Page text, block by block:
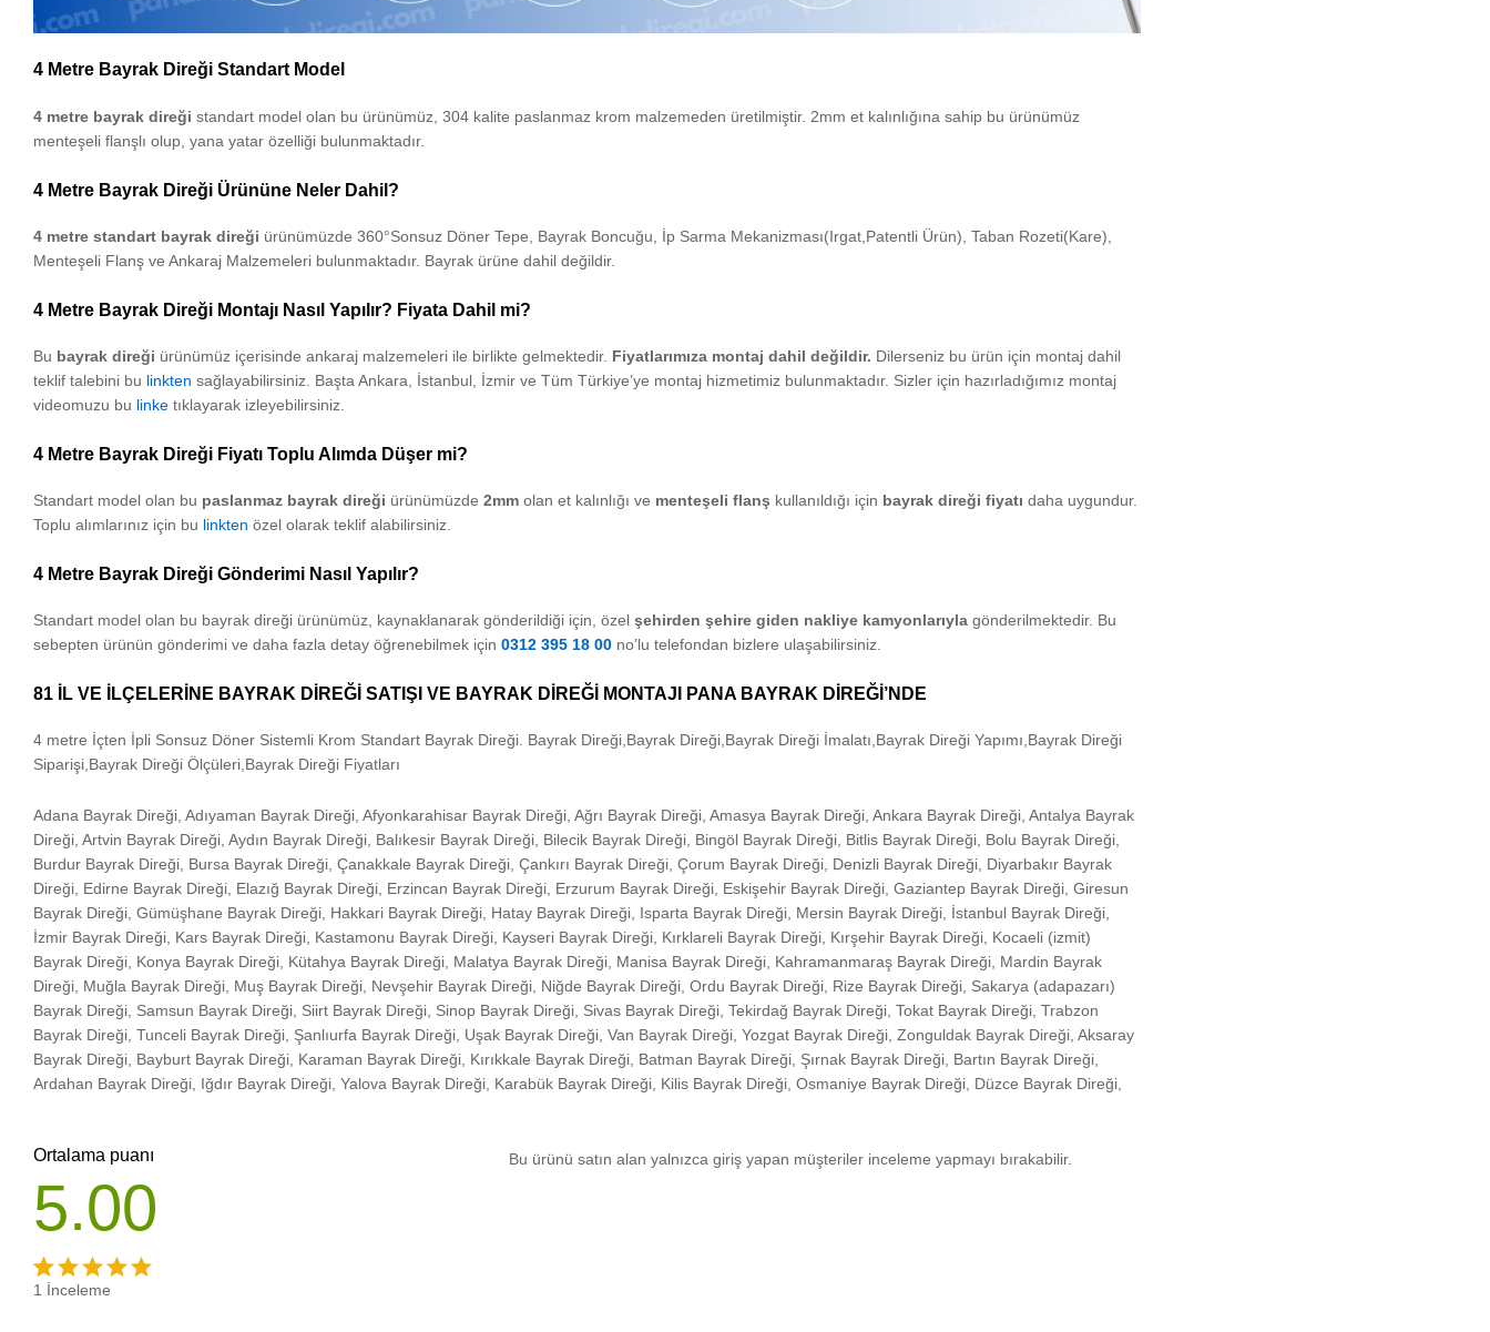
4 Metre Bayrak Direği Standart Model
4 metre bayrak direği standart model olan bu ürünümüz, 304 kalite paslanmaz krom malzemeden üretilmiştir. 2mm et kalınlığına sahip bu ürünümüz
menteşeli flanşlı olup, yana yatar özelliği bulunmaktadır.
4 Metre Bayrak Direği Ürününe Neler Dahil?
4 metre standart bayrak direği ürünümüzde 360°Sonsuz Döner Tepe, Bayrak Boncuğu, İp Sarma Mekanizması(Irgat,Patentli Ürün), Taban Rozeti(Kare),
Menteşeli Flanş ve Ankaraj Malzemeleri bulunmaktadır. Bayrak ürüne dahil değildir.
4 Metre Bayrak Direği Montajı Nasıl Yapılır? Fiyata Dahil mi?
Bu bayrak direği ürünümüz içerisinde ankaraj malzemeleri ile birlikte gelmektedir. Fiyatlarımıza montaj dahil değildir. Dilerseniz bu ürün için montaj dahil
teklif talebini bu linkten sağlayabilirsiniz. Başta Ankara, İstanbul, İzmir ve Tüm Türkiye’ye montaj hizmetimiz bulunmaktadır. Sizler için hazırladığımız montaj
videomuzu bu linke tıklayarak izleyebilirsiniz.
4 Metre Bayrak Direği Fiyatı Toplu Alımda Düşer mi?
Standart model olan bu paslanmaz bayrak direği ürünümüzde 2mm olan et kalınlığı ve menteşeli flanş kullanıldığı için bayrak direği fiyatı daha uygundur.
Toplu alımlarınız için bu linkten özel olarak teklif alabilirsiniz.
4 Metre Bayrak Direği Gönderimi Nasıl Yapılır?
Standart model olan bu bayrak direği ürünümüz, kaynaklanarak gönderildiği için, özel şehirden şehire giden nakliye kamyonlarıyla gönderilmektedir. Bu
sebepten ürünün gönderimi ve daha fazla detay öğrenebilmek için 0312 395 18 00 no’lu telefondan bizlere ulaşabilirsiniz.
81 İL VE İLÇELERİNE BAYRAK DİREĞİ SATIŞI VE BAYRAK DİREĞİ MONTAJI PANA BAYRAK DİREĞİ’NDE
4 metre İçten İpli Sonsuz Döner Sistemli Krom Standart Bayrak Direği. Bayrak Direği,Bayrak Direği,Bayrak Direği İmalatı,Bayrak Direği Yapımı,Bayrak Direği
Siparişi,Bayrak Direği Ölçüleri,Bayrak Direği Fiyatları
Adana Bayrak Direği, Adıyaman Bayrak Direği, Afyonkarahisar Bayrak Direği, Ağrı Bayrak Direği, Amasya Bayrak Direği, Ankara Bayrak Direği, Antalya Bayrak
Direği, Artvin Bayrak Direği, Aydın Bayrak Direği, Balıkesir Bayrak Direği, Bilecik Bayrak Direği, Bingöl Bayrak Direği, Bitlis Bayrak Direği, Bolu Bayrak Direği,
Burdur Bayrak Direği, Bursa Bayrak Direği, Çanakkale Bayrak Direği, Çankırı Bayrak Direği, Çorum Bayrak Direği, Denizli Bayrak Direği, Diyarbakır Bayrak
Direği, Edirne Bayrak Direği, Elazığ Bayrak Direği, Erzincan Bayrak Direği, Erzurum Bayrak Direği, Eskişehir Bayrak Direği, Gaziantep Bayrak Direği, Giresun
Bayrak Direği, Gümüşhane Bayrak Direği, Hakkari Bayrak Direği, Hatay Bayrak Direği, Isparta Bayrak Direği, Mersin Bayrak Direği, İstanbul Bayrak Direği,
İzmir Bayrak Direği, Kars Bayrak Direği, Kastamonu Bayrak Direği, Kayseri Bayrak Direği, Kırklareli Bayrak Direği, Kırşehir Bayrak Direği, Kocaeli (izmit)
Bayrak Direği, Konya Bayrak Direği, Kütahya Bayrak Direği, Malatya Bayrak Direği, Manisa Bayrak Direği, Kahramanmaraş Bayrak Direği, Mardin Bayrak
Direği, Muğla Bayrak Direği, Muş Bayrak Direği, Nevşehir Bayrak Direği, Niğde Bayrak Direği, Ordu Bayrak Direği, Rize Bayrak Direği, Sakarya (adapazarı)
Bayrak Direği, Samsun Bayrak Direği, Siirt Bayrak Direği, Sinop Bayrak Direği, Sivas Bayrak Direği, Tekirdağ Bayrak Direği, Tokat Bayrak Direği, Trabzon
Bayrak Direği, Tunceli Bayrak Direği, Şanlıurfa Bayrak Direği, Uşak Bayrak Direği, Van Bayrak Direği, Yozgat Bayrak Direği, Zonguldak Bayrak Direği, Aksaray
Bayrak Direği, Bayburt Bayrak Direği, Karaman Bayrak Direği, Kırıkkale Bayrak Direği, Batman Bayrak Direği, Şırnak Bayrak Direği, Bartın Bayrak Direği,
Ardahan Bayrak Direği, Iğdır Bayrak Direği, Yalova Bayrak Direği, Karabük Bayrak Direği, Kilis Bayrak Direği, Osmaniye Bayrak Direği, Düzce Bayrak Direği,
Ortalama puanı
5.00
1 İnceleme
Bu ürünü satın alan yalnızca giriş yapan müşteriler inceleme yapmayı bırakabilir.